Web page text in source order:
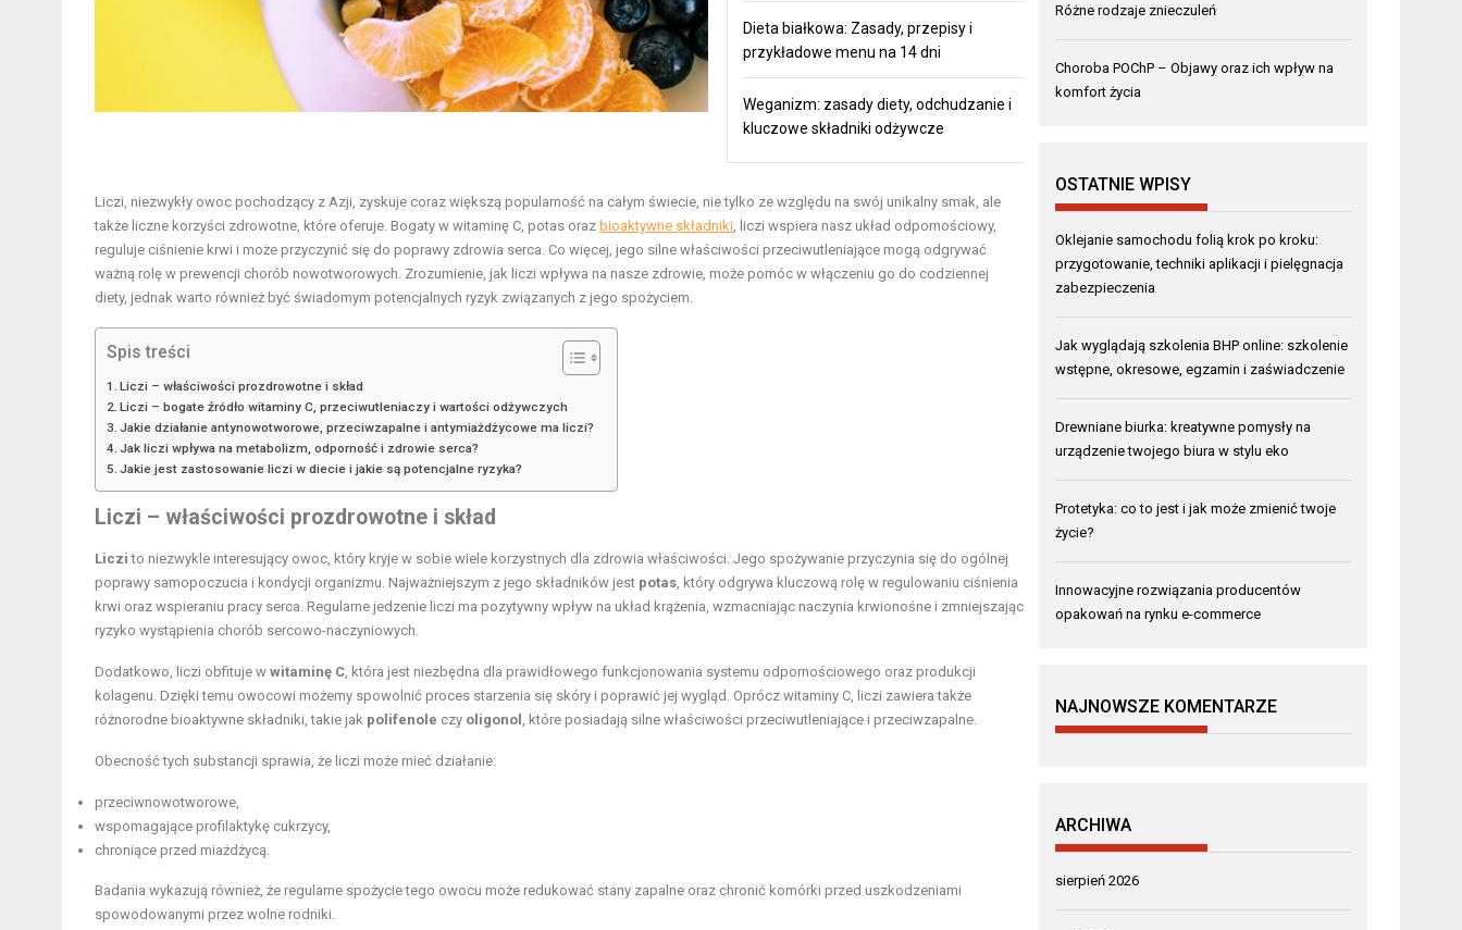
Dieta białkowa: Zasady, przepisy i
przykładowe menu na 14 dni
Weganizm: zasady diety, odchudzanie i
kluczowe składniki odżywcze
Liczi, niezwykły owoc pochodzący z Azji, zyskuje coraz większą popularność na całym świecie, nie tylko ze względu na swój unikalny smak, ale
także liczne korzyści zdrowotne, które oferuje. Bogaty w witaminę C, potas oraz bioaktywne składniki , liczi wspiera nasz układ odpornościowy,
reguluje ciśnienie krwi i może przyczynić się do poprawy zdrowia serca. Co więcej, jego silne właściwości przeciwutleniające mogą odgrywać
ważną rolę w prewencji chorób nowotworowych. Zrozumienie, jak liczi wpływa na nasze zdrowie, może pomóc w włączeniu go do codziennej
diety, jednak warto również być świadomym potencjalnych ryzyk związanych z jego spożyciem.
Spis treści
Liczi – właściwości prozdrowotne i skład
Liczi – bogate źródło witaminy C, przeciwutleniaczy i wartości odżywczych
Jakie działanie antynowotworowe, przeciwzapalne i antymiażdżycowe ma liczi?
Jak liczi wpływa na metabolizm, odporność i zdrowie serca?
Jakie jest zastosowanie liczi w diecie i jakie są potencjalne ryzyka?
Liczi – właściwości prozdrowotne i skład
Liczi to niezwykle interesujący owoc, który kryje w sobie wiele korzystnych dla zdrowia właściwości. Jego spożywanie przyczynia się do ogólnej
poprawy samopoczucia i kondycji organizmu. Najważniejszym z jego składników jest potas , który odgrywa kluczową rolę w regulowaniu ciśnienia
krwi oraz wspieraniu pracy serca. Regularne jedzenie liczi ma pozytywny wpływ na układ krążenia, wzmacniając naczynia krwionośne i zmniejszając
ryzyko wystąpienia chorób sercowo-naczyniowych.
Dodatkowo, liczi obfituje w witaminę C , która jest niezbędna dla prawidłowego funkcjonowania systemu odpornościowego oraz produkcji
kolagenu. Dzięki temu owocowi możemy spowolnić proces starzenia się skóry i poprawić jej wygląd. Oprócz witaminy C, liczi zawiera także
różnorodne bioaktywne składniki, takie jak polifenole czy oligonol , które posiadają silne właściwości przeciwutleniające i przeciwzapalne.
Obecność tych substancji sprawia, że liczi może mieć działanie:
przeciwnowotworowe,
wspomagające profilaktykę cukrzycy,
chroniące przed miażdżycą.
Badania wykazują również, że regularne spożycie tego owocu może redukować stany zapalne oraz chronić komórki przed uszkodzeniami
spowodowanymi przez wolne rodniki.
Różne rodzaje znieczuleń
Choroba POChP – Objawy oraz ich wpływ na
komfort życia
OSTATNIE WPISY
Oklejanie samochodu folią krok po kroku:
przygotowanie, techniki aplikacji i pielęgnacja
zabezpieczenia
Jak wyglądają szkolenia BHP online: szkolenie
wstępne, okresowe, egzamin i zaświadczenie
Drewniane biurka: kreatywne pomysły na
urządzenie twojego biura w stylu eko
Protetyka: co to jest i jak może zmienić twoje
życie?
Innowacyjne rozwiązania producentów
opakowań na rynku e-commerce
NAJNOWSZE KOMENTARZE
ARCHIWA
sierpień 2026